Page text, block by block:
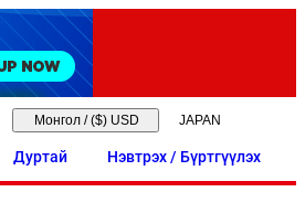
Монгол / ($) USD
Дуртай Нэвтрэх / Бүртгүүлэх